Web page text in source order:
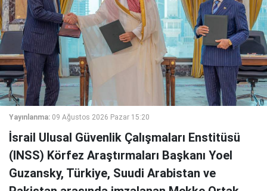
Yayınlanma: 09 Ağustos 2026 Pazar 15:20
İsrail Ulusal Güvenlik Çalışmaları Enstitüsü
(INSS) Körfez Araştırmaları Başkanı Yoel
Guzansky, Türkiye, Suudi Arabistan ve